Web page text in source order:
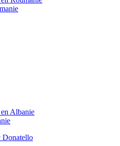
Albanie
Donatello